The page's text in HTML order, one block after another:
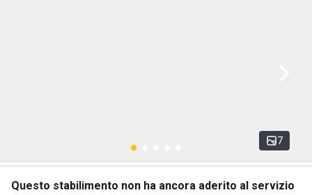
7
Questo stabilimento non ha ancora aderito al servizio